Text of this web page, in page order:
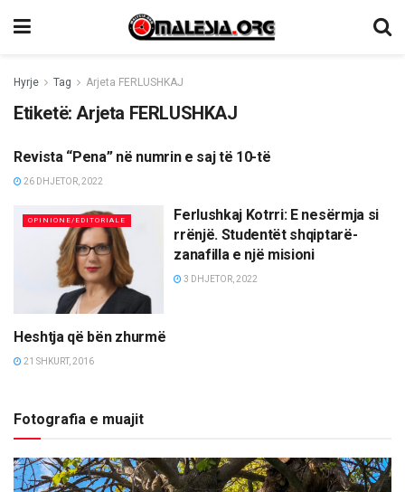
Hyrje Tag Arjeta FERLUSHKAJ
Etiketë:Arjeta FERLUSHKAJ
MËRGATA
Revista “Pena” në numrin e saj të 10-të
26 DHJETOR, 2022
OPINIONE/EDITORIALE
Ferlushkaj Kotrri: E nesërmja si
rrënjë. Studentët shqiptarë-
zanafilla e një misioni
3 DHJETOR, 2022
KULTURË
Heshtja që bën zhurmë
21 SHKURT, 2016
Fotografia e muajit